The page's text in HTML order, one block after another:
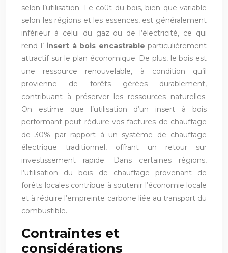
selon l’utilisation. Le coût du bois, bien que variable
selon les régions et les essences, est généralement
inférieur à celui du gaz ou de l’électricité, ce qui
rend l’ insert à bois encastrable particulièrement
attractif sur le plan économique. De plus, le bois est
une ressource renouvelable, à condition qu’il
provienne de forêts gérées durablement,
contribuant à préserver les ressources naturelles.
On estime que l’utilisation d’un insert à bois
performant peut réduire vos factures de chauffage
de 30% par rapport à un système de chauffage
électrique traditionnel, offrant un retour sur
investissement rapide. Dans certaines régions,
l’utilisation du bois de chauffage provenant de
forêts locales contribue à soutenir l’économie locale
et à réduire l’empreinte carbone liée au transport du
combustible.
Contraintes et
considérations